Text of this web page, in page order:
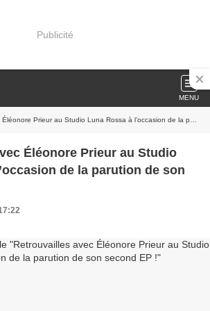
Publicité
MENU
Prieur au Studio Luna Rossa à l’occasion de la parution de son second EP !
Éléonore Prieur au Studio
de la parution de son